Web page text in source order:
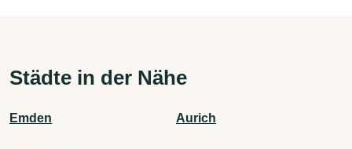
Städte in der Nähe
Emden Aurich